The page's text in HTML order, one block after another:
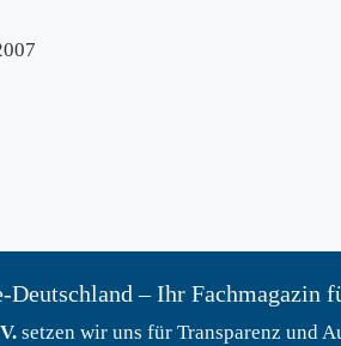
Deutschland – Ihr Fachmagazin
setzen wir uns für Transparenz und